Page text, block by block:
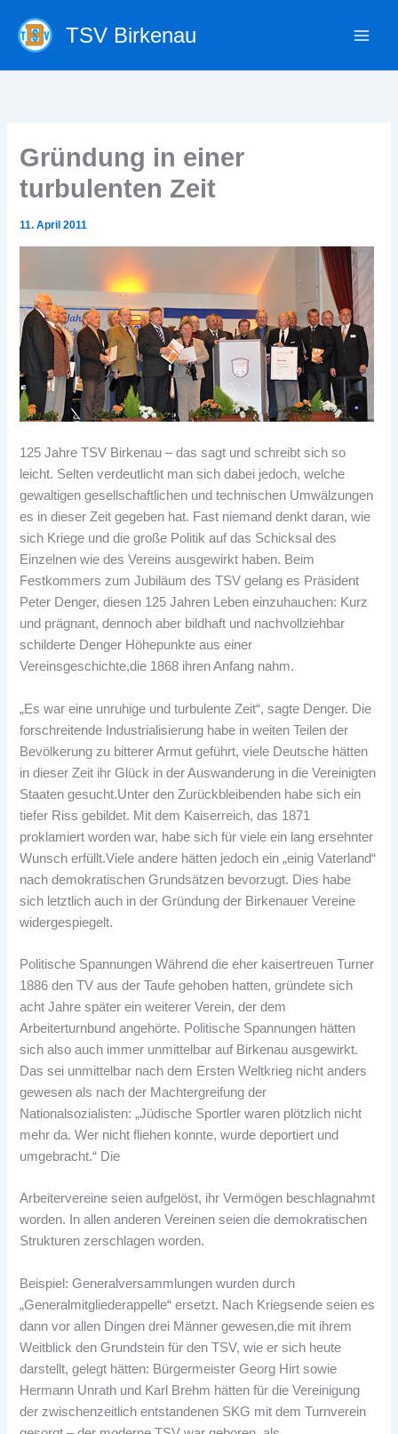
Inhalt
springen
TSV Birkenau
Gründung in einer
turbulenten Zeit
11. April 2011
125 Jahre TSV Birkenau – das sagt und schreibt sich so
leicht. Selten verdeutlicht man sich dabei jedoch, welche
gewaltigen gesellschaftlichen und technischen Umwälzungen
es in dieser Zeit gegeben hat. Fast niemand denkt daran, wie
sich Kriege und die große Politik auf das Schicksal des
Einzelnen wie des Vereins ausgewirkt haben. Beim
Festkommers zum Jubiläum des TSV gelang es Präsident
Peter Denger, diesen 125 Jahren Leben einzuhauchen: Kurz
und prägnant, dennoch aber bildhaft und nachvollziehbar
schilderte Denger Höhepunkte aus einer
Vereinsgeschichte,die 1868 ihren Anfang nahm.
„Es war eine unruhige und turbulente Zeit“, sagte Denger. Die
forschreitende Industrialisierung habe in weiten Teilen der
Bevölkerung zu bitterer Armut geführt, viele Deutsche hätten
in dieser Zeit ihr Glück in der Auswanderung in die Vereinigten
Staaten gesucht.Unter den Zurückbleibenden habe sich ein
tiefer Riss gebildet. Mit dem Kaiserreich, das 1871
proklamiert worden war, habe sich für viele ein lang ersehnter
Wunsch erfüllt.Viele andere hätten jedoch ein „einig Vaterland“
nach demokratischen Grundsätzen bevorzugt. Dies habe
sich letztlich auch in der Gründung der Birkenauer Vereine
widergespiegelt.
Politische Spannungen Während die eher kaisertreuen Turner
1886 den TV aus der Taufe gehoben hatten, gründete sich
acht Jahre später ein weiterer Verein, der dem
Arbeiterturnbund angehörte. Politische Spannungen hätten
sich also auch immer unmittelbar auf Birkenau ausgewirkt.
Das sei unmittelbar nach dem Ersten Weltkrieg nicht anders
gewesen als nach der Machtergreifung der
Nationalsozialisten: „Jüdische Sportler waren plötzlich nicht
mehr da. Wer nicht fliehen konnte, wurde deportiert und
umgebracht.“ Die
Arbeitervereine seien aufgelöst, ihr Vermögen beschlagnahmt
worden. In allen anderen Vereinen seien die demokratischen
Strukturen zerschlagen worden.
Beispiel: Generalversammlungen wurden durch
„Generalmitgliederappelle“ ersetzt. Nach Kriegsende seien es
dann vor allen Dingen drei Männer gewesen,die mit ihrem
Weitblick den Grundstein für den TSV, wie er sich heute
darstellt, gelegt hätten: Bürgermeister Georg Hirt sowie
Hermann Unrath und Karl Brehm hätten für die Vereinigung
der zwischenzeitlich entstandenen SKG mit dem Turnverein